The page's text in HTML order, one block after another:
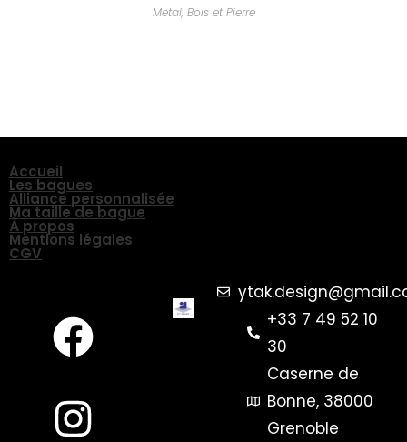
Metal, Bois et Pierre
+33 7 49 52 10
30
Caserne de
Bonne, 38000
Grenoble
Accueil
Les bagues
Alliance personnalisée
Ma taille de bague
À propos
Mentions légales
CGV